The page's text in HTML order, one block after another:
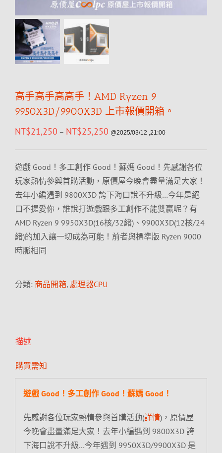
高手高手高高手！AMD Ryzen 9
9950X3D/9900X3D 上市報價開箱。
NT$21,250 – NT$25,250 @2025/03/12 ,21:00
遊戲 Good！多工創作 Good！蘇媽 Good！先感謝各位
玩家熱情參與首購活動，原價屋今晚會盡量滿足大家！
去年小編遇到 9800X3D 誇下海口說不升級…今年是絕
口不提愛你，誰說打遊戲跟多工創作不能雙贏呢？有
AMD Ryzen 9 9950X3D(16核/32緒)、9900X3D(12核/24
緒)的加入讓一切成為可能！前者與標準版 Ryzen 9000
時脈相同
分類: 商品開箱, 處理器CPU
描述
購買需知
遊戲 Good！多工創作 Good！蘇媽 Good！
先感謝各位玩家熱情參與首購活動(詳情)，原價屋
今晚會盡量滿足大家！去年小編遇到 9800X3D 誇
下海口說不升級…今年遇到 9950X3D/9900X3D 是